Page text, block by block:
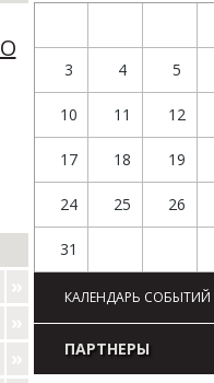
3 4 5
10 11 12
17 18 19
24 25 26
31
КАЛЕНДАРЬ СОБЫТИЙ
ПАРТНЕРЫ